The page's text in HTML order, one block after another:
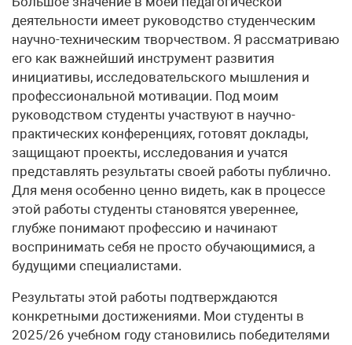
деятельности имеет руководство студенческим
научно-техническим творчеством. Я рассматриваю
его как важнейший инструмент развития
инициативы, исследовательского мышления и
профессиональной мотивации. Под моим
руководством студенты участвуют в научно-
практических конференциях, готовят доклады,
защищают проекты, исследования и учатся
представлять результаты своей работы публично.
Для меня особенно ценно видеть, как в процессе
этой работы студенты становятся увереннее,
глубже понимают профессию и начинают
воспринимать себя не просто обучающимися, а
будущими специалистами.
Результаты этой работы подтверждаются
конкретными достижениями. Мои студенты в
2025/26 учебном году становились победителями